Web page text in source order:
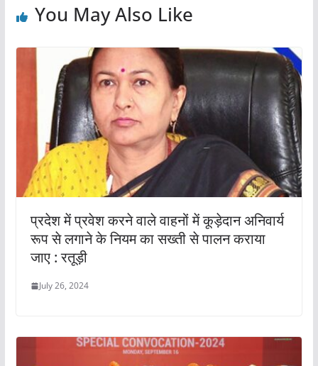
You May Also Like
प्रदेश में प्रवेश करने वाले वाहनों में कूड़ेदान अनिवार्य
रूप से लगाने के नियम का सख्ती से पालन कराया
जाए : रतूड़ी
July 26, 2024